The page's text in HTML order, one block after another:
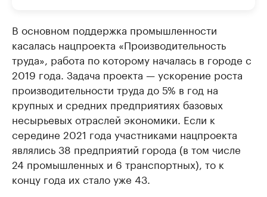
В основном поддержка промышленности
касалась нацпроекта «Производительность
труда», работа по которому началась в городе с
2019 года. Задача проекта — ускорение роста
производительности труда до 5% в год на
крупных и средних предприятиях базовых
несырьевых отраслей экономики. Если к
середине 2021 года участниками нацпроекта
являлись 38 предприятий города (в том числе
24 промышленных и 6 транспортных), то к
концу года их стало уже 43.